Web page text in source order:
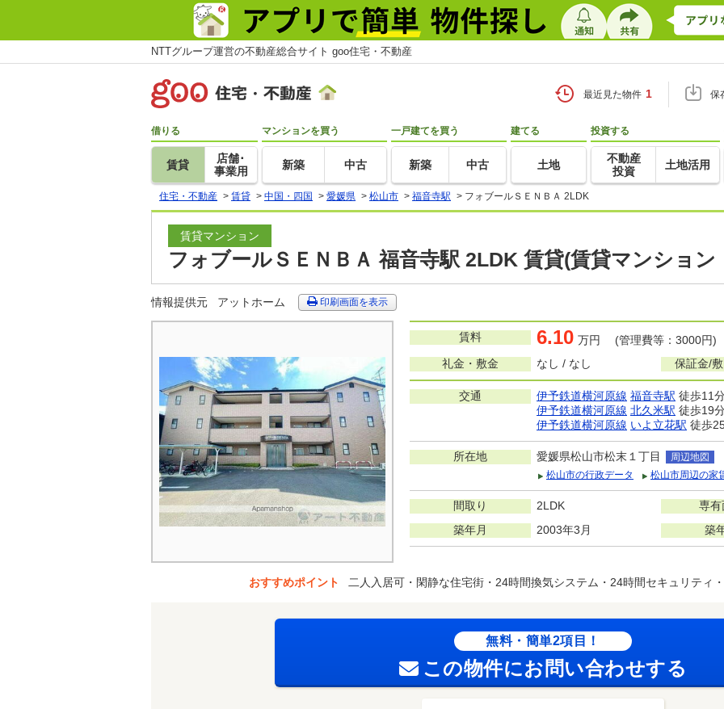
NTTグループ運営の不動産総合サイト goo住宅・不動産
最近見た物件 1 保
借りる
賃貸
店舗･
事業用
マンションを買う
新築 中古
一戸建てを買う
新築 中古
建てる
土地
投資する
不動産
投資
土地活用
住宅・不動産 > 賃貸 > 中国・四国 > 愛媛県 > 松山市 > 福音寺駅 > フォブールＳＥＮＢＡ 2LDK
賃貸マンション
フォブールＳＥＮＢＡ 福音寺駅 2LDK 賃貸(賃貸マンション
情報提供元 アットホーム 印刷画面を表示
賃料 6.10 万円 (管理費等：3000円)
礼金・敷金
なし / なし 保証金/
交通 伊予鉄道横河原線 福音寺駅 徒歩11
伊予鉄道横河原線 北久米駅 徒歩19
伊予鉄道横河原線 いよ立花駅 徒歩
所在地 愛媛県松山市松末１丁目
周辺地図
松山市の行政データ
松山市周辺の家
間取り 2LDK 専有
築年月 2003年3月 築
おすすめポイント 二人入居可・閑静な住宅街・24時間換気システム・24時間セキュリティ
無料・簡単2項目！
この物件にお問い合わせする